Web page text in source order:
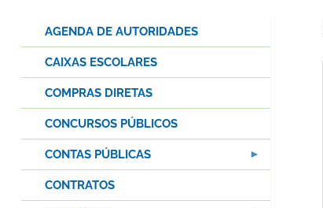
AGENDA DE AUTORIDADES
CAIXAS ESCOLARES
COMPRAS DIRETAS
CONCURSOS PÚBLICOS
CONTAS PÚBLICAS
CONTRATOS